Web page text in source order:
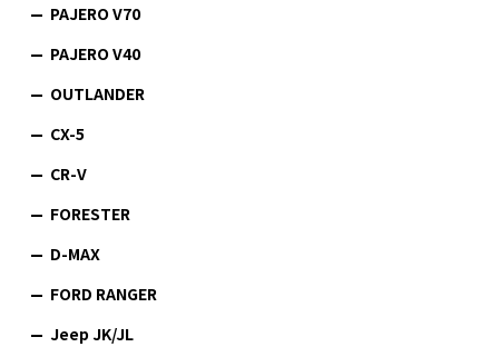
PAJERO V70
PAJERO V40
OUTLANDER
CX-5
CR-V
FORESTER
D-MAX
FORD RANGER
Jeep JK/JL